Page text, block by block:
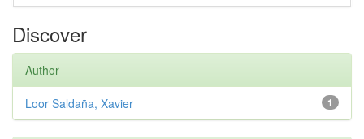
Discover
Author
1
Loor Saldaña, Xavier